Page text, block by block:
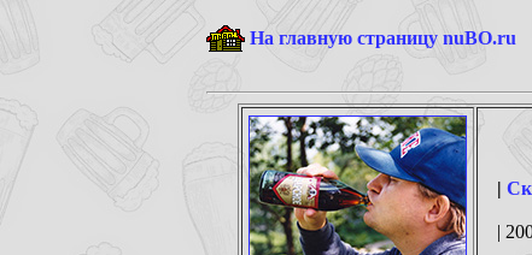
На главную страницу nuBO.ru
|
|